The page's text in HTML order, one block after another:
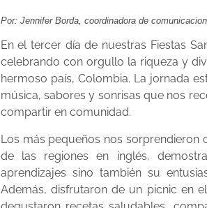
Por: Jennifer Borda, coordinadora de
En el tercer día de nuestras Fiestas
celebrando con orgullo la riqueza y
hermoso país, Colombia. La jornada
música, sabores y sonrisas que nos
compartir en comunidad.
Los más pequeños nos sorprendieron
de las regiones en inglés,
aprendizajes sino también su
Además, disfrutaron de un picnic en